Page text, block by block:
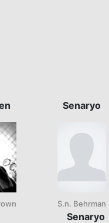
Senaryo
S.n. Behrman
Senaryo